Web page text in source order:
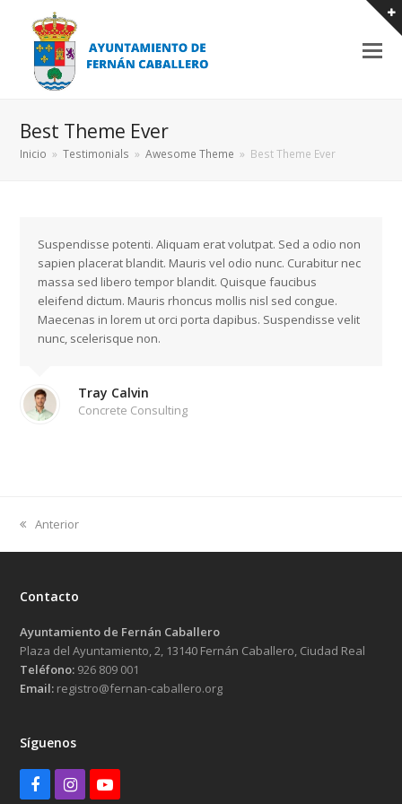
Best Theme Ever
Inicio » Testimonials » Awesome Theme » Best Theme Ever
Suspendisse potenti. Aliquam erat volutpat. Sed a odio non
sapien placerat blandit. Mauris vel odio nunc. Curabitur nec
massa sed libero tempor blandit. Quisque faucibus
eleifend dictum. Mauris rhoncus mollis nisl sed congue.
Maecenas in lorem ut orci porta dapibus. Suspendisse velit
nunc, scelerisque non.
Tray Calvin
Concrete Consulting
previous
Anterior
Contacto
Ayuntamiento de Fernán Caballero
Plaza del Ayuntamiento, 2, 13140 Fernán Caballero, Ciudad Real
Teléfono: 926 809 001
Email: registro@fernan-caballero.org
Síguenos
Facebook
Instagram
Youtube